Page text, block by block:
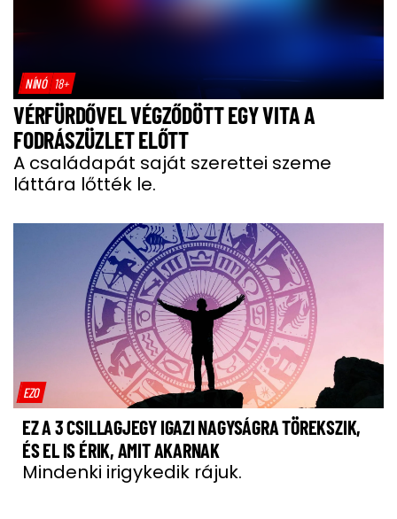
NÍNÓ 18+
VÉRFÜRDŐVEL VÉGZŐDÖTT EGY VITA A
FODRÁSZÜZLET ELŐTT
A családapát saját szerettei szeme
láttára lőtték le.
EZO
EZ A 3 CSILLAGJEGY IGAZI NAGYSÁGRA TÖREKSZIK,
ÉS EL IS ÉRIK, AMIT AKARNAK
Mindenki irigykedik rájuk.